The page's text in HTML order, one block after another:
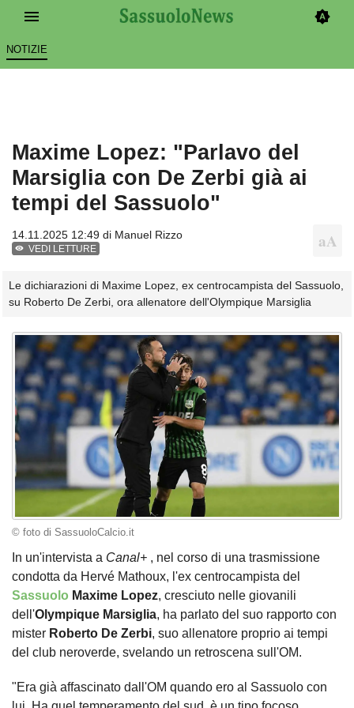
NOTIZIE
Maxime Lopez: "Parlavo del
Marsiglia con De Zerbi già ai
tempi del Sassuolo"
14.11.2025 12:49 di Manuel Rizzo
VEDI LETTURE
Le dichiarazioni di Maxime Lopez, ex centrocampista del Sassuolo,
su Roberto De Zerbi, ora allenatore dell'Olympique Marsiglia
© foto di SassuoloCalcio.it
In un'intervista a Canal+ , nel corso di una trasmissione
condotta da Hervé Mathoux, l'ex centrocampista del
Sassuolo Maxime Lopez, cresciuto nelle giovanili
dell'Olympique Marsiglia, ha parlato del suo rapporto con
mister Roberto De Zerbi, suo allenatore proprio ai tempi
del club neroverde, svelando un retroscena sull'OM.
"Era già affascinato dall'OM quando ero al Sassuolo con